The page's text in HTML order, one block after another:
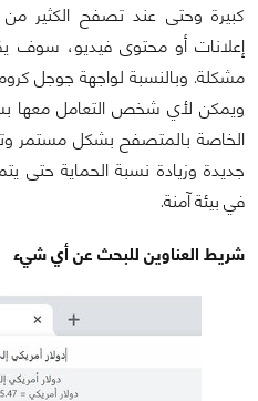
كبيرة وحتى عند تصفح الكثير
إعلانات أو محتوى فيديو، سوف
مشكلة. وبالنسبة لواجهة جوجل
ويمكن لأي شخص التعامل معها
الخاصة بالمتصفح بشكل مستمر
جديدة وزيادة نسبة الحماية
في بيئة آمنة.
شريط العناوين للبحث عن أي شيء